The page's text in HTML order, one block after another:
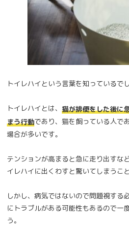
トイレハイという言葉を知っているで
トイレハイとは、 猫が排便をした後に
まう行動であり、猫を飼っている人で
場合が多いです。
テンションが高まると急に走り出すな
イレハイに出くわすと驚いてしまうこ
しかし、病気ではないので問題視する
にトラブルがある可能性もあるので一
う。